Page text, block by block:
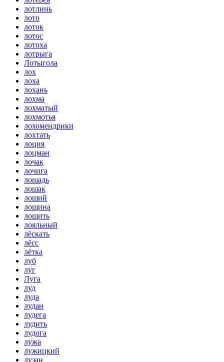
лотлинь
лото
лоток
лотос
лотоха
лотрыга
Лотыгола
лох
лоха
лохань
лохма
лохматый
лохмотья
лохомендрики
лохтать
лоция
лоцман
лочак
лочига
лошадь
лошак
лоший
лощина
лощить
лояльный
лёскать
лёсс
лётка
луб
луг
Луга
луд
луда
лудан
лудега
лудить
лудога
лужа
лужицкий
лузан